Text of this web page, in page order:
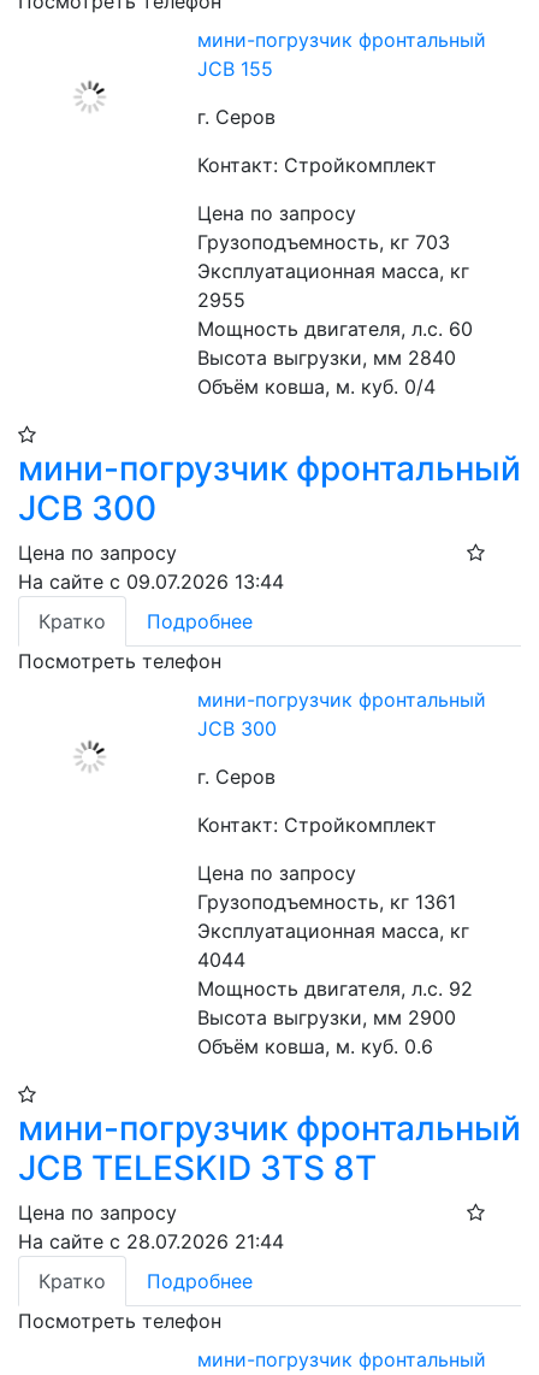
мини-погрузчик фронтальный
JCB 155
г. Серов
Контакт: Стройкомплект
Цена по запросу
Грузоподъемность, кг 703
Эксплуатационная масса, кг
2955
Мощность двигателя, л.с. 60
Высота выгрузки, мм 2840
Объём ковша, м. куб. 0/4
мини-погрузчик фронтальный
JCB 300
Цена по запросу
На сайте с 09.07.2026 13:44
Кратко
Подробнее
Посмотреть телефон
мини-погрузчик фронтальный
JCB 300
г. Серов
Контакт: Стройкомплект
Цена по запросу
Грузоподъемность, кг 1361
Эксплуатационная масса, кг
4044
Мощность двигателя, л.с. 92
Высота выгрузки, мм 2900
Объём ковша, м. куб. 0.6
мини-погрузчик фронтальный
JCB TELESKID 3TS 8T
Цена по запросу
На сайте с 28.07.2026 21:44
Кратко
Подробнее
Посмотреть телефон
мини-погрузчик фронтальный